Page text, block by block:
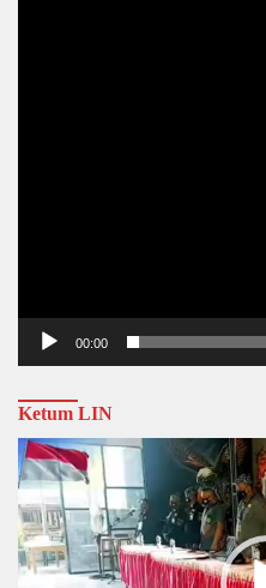
00:00
Ketum LIN
Video
Player